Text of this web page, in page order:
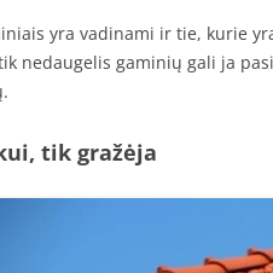
yra vadinami ir tie, kurie
nedaugelis gaminių gali ja
tik gražėja